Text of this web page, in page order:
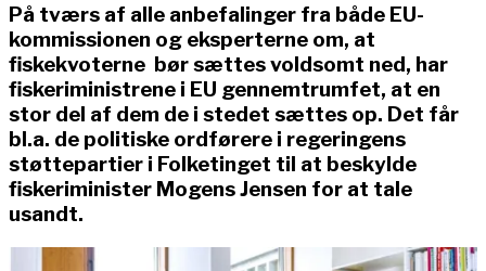
På tværs af alle anbefalinger fra både EU-
kommissionen og eksperterne om, at
fiskekvoterne bør sættes voldsomt ned, har
fiskeriministrene i EU gennemtrumfet, at en
stor del af dem de i stedet sættes op. Det får
bl.a. de politiske ordførere i regeringens
støttepartier i Folketinget til at beskylde
fiskeriminister Mogens Jensen for at tale
usandt.